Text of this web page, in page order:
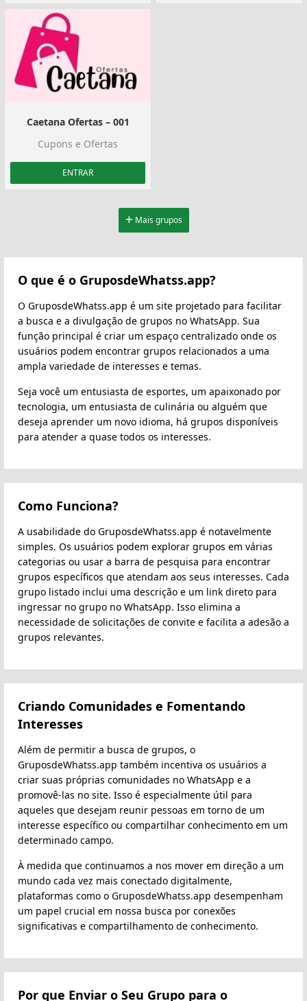
Caetana Ofertas – 001
Cupons e Ofertas
ENTRAR
Mais grupos
O que é o GruposdeWhatss.app?
O GruposdeWhatss.app é um site projetado para facilitar
a busca e a divulgação de grupos no WhatsApp. Sua
função principal é criar um espaço centralizado onde os
usuários podem encontrar grupos relacionados a uma
ampla variedade de interesses e temas.
Seja você um entusiasta de esportes, um apaixonado por
tecnologia, um entusiasta de culinária ou alguém que
deseja aprender um novo idioma, há grupos disponíveis
para atender a quase todos os interesses.
Como Funciona?
A usabilidade do GruposdeWhatss.app é notavelmente
simples. Os usuários podem explorar grupos em várias
categorias ou usar a barra de pesquisa para encontrar
grupos específicos que atendam aos seus interesses. Cada
grupo listado inclui uma descrição e um link direto para
ingressar no grupo no WhatsApp. Isso elimina a
necessidade de solicitações de convite e facilita a adesão a
grupos relevantes.
Criando Comunidades e Fomentando
Interesses
Além de permitir a busca de grupos, o
GruposdeWhatss.app também incentiva os usuários a
criar suas próprias comunidades no WhatsApp e a
promovê-las no site. Isso é especialmente útil para
aqueles que desejam reunir pessoas em torno de um
interesse específico ou compartilhar conhecimento em um
determinado campo.
À medida que continuamos a nos mover em direção a um
mundo cada vez mais conectado digitalmente,
plataformas como o GruposdeWhatss.app desempenham
um papel crucial em nossa busca por conexões
significativas e compartilhamento de conhecimento.
Por que Enviar o Seu Grupo para o